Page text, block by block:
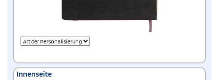
Innenseite